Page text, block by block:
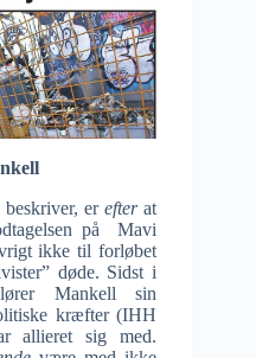
beskriver, erefterat
på Mavi
ikke til forløbet
døde. Sidst i
Mankell sin
kræfter (IHH
allieret sig med.